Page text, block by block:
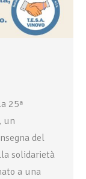
25ª
, un
del
solidarietà
a una